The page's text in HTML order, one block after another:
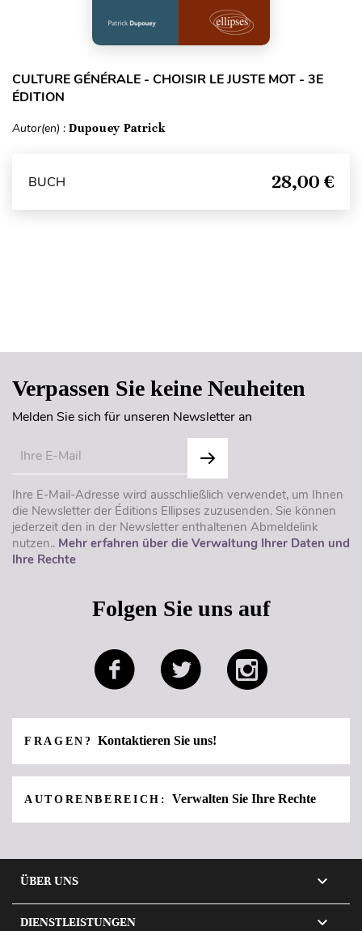
CULTURE GÉNÉRALE - CHOISIR LE JUSTE MOT - 3E
ÉDITION
Autor(en) : Dupouey Patrick
BUCH 28,00 €
Verpassen Sie keine Neuheiten
Melden Sie sich für unseren Newsletter an
Ihre E-Mail-Adresse wird ausschließlich verwendet, um Ihnen
die Newsletter der Éditions Ellipses zuzusenden. Sie können
jederzeit den in der Newsletter enthaltenen Abmeldelink
nutzen.. Mehr erfahren über die Verwaltung Ihrer Daten und
Ihre Rechte
Folgen Sie uns auf
FRAGEN?Kontaktieren Sie uns!
AUTORENBEREICH: Verwalten Sie Ihre Rechte
ÜBER UNS 
DIENSTLEISTUNGEN 